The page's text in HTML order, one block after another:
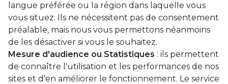
langue préférée ou la région dans laquelle vous
vous situez. Ils ne nécessitent pas de consentement
préalable, mais nous vous permettons néanmoins
de les désactiver si vous le souhaitez.
Mesure d'audience ou Statistiques : ils permettent
de connaître l'utilisation et les performances de nos
sites et d'en améliorer le fonctionnement. Le service